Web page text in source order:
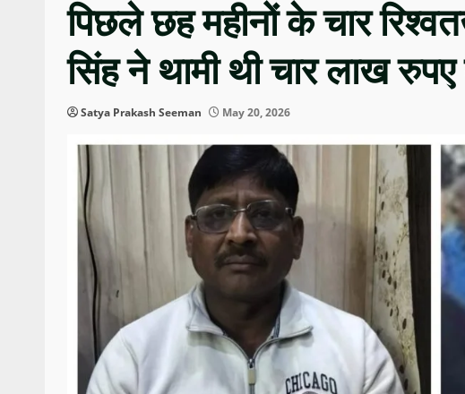
पिछले छह महीनों के चार
सिंह ने थामी थी चार लाख रुपए
Satya Prakash Seeman May 20, 2026